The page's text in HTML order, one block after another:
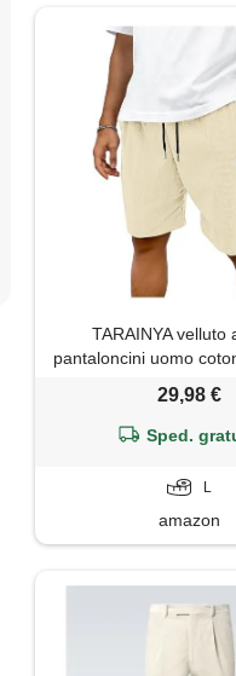
TARAINYA velluto
pantaloncini uomo
coulisse
29,98 €
Sped.
L
amazon